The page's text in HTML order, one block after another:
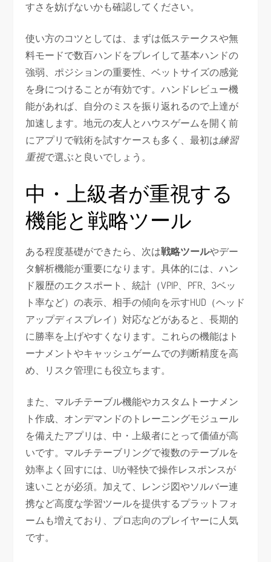
すさを妨げないかも確認してください。
使い方のコツとしては、まずは低ステークスや無
料モードで数百ハンドをプレイして基本ハンドの
強弱、ポジションの重要性、ベットサイズの感覚
を身につけることが有効です。ハンドレビュー機
能があれば、自分のミスを振り返れるので上達が
加速します。地元の友人とハウスゲームを開く前
にアプリで戦術を試すケースも多く、最初は練習
重視で選ぶと良いでしょう。
中・上級者が重視する
機能と戦略ツール
ある程度基礎ができたら、次は戦略ツールやデー
タ解析機能が重要になります。具体的には、ハン
ド履歴のエクスポート、統計（VPIP、PFR、3ベッ
ト率など）の表示、相手の傾向を示すHUD（ヘッド
アップディスプレイ）対応などがあると、長期的
に勝率を上げやすくなります。これらの機能はト
ーナメントやキャッシュゲームでの判断精度を高
め、リスク管理にも役立ちます。
また、マルチテーブル機能やカスタムトーナメン
ト作成、オンデマンドのトレーニングモジュール
を備えたアプリは、中・上級者にとって価値が高
いです。マルチテーブリングで複数のテーブルを
効率よく回すには、UIが軽快で操作レスポンスが
速いことが必須。加えて、レンジ図やソルバー連
携など高度な学習ツールを提供するプラットフォ
ームも増えており、プロ志向のプレイヤーに人気
です。